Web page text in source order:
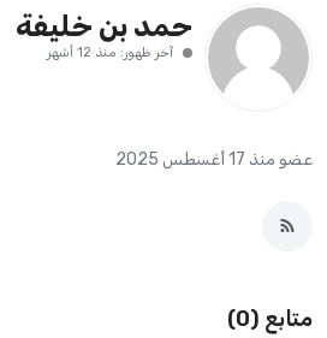
السعودية
الإمارات
سلطنة عمان
حمد بن خليفة
آخر ظهور: منذ 12 أشهر
عضو منذ 17 أغسطس 2025
متابع (0)